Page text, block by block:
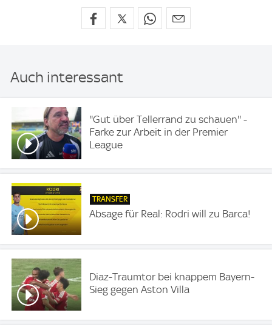
Auch interessant
''Gut über Tellerrand zu schauen'' -
Farke zur Arbeit in der Premier
League
TRANSFER
Absage für Real: Rodri will zu Barca!
Diaz-Traumtor bei knappem Bayern-
Sieg gegen Aston Villa